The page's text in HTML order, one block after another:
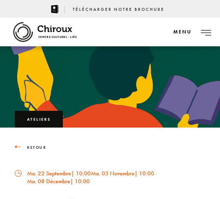
TÉLÉCHARGER NOTRE BROCHURE
CENTRE CULTUREL - LIÈGE
MENU
ATELIERS
RETOUR
Ma. 22 Septembre| 10:00Ma. 03 Novembre| 10:00
Ma. 08 Décembre| 10:00